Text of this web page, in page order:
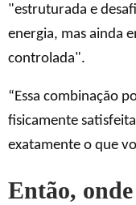
"estruturada e
energia, mas ainda
controlada".
“Essa combinação
fisicamente
exatamente o que
Então,